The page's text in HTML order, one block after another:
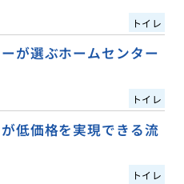
トイレ
が選ぶホームセンター
トイレ
低価格を実現できる流
トイレ